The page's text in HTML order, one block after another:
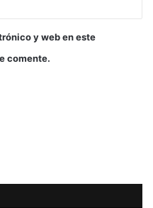
y web en este
comente.